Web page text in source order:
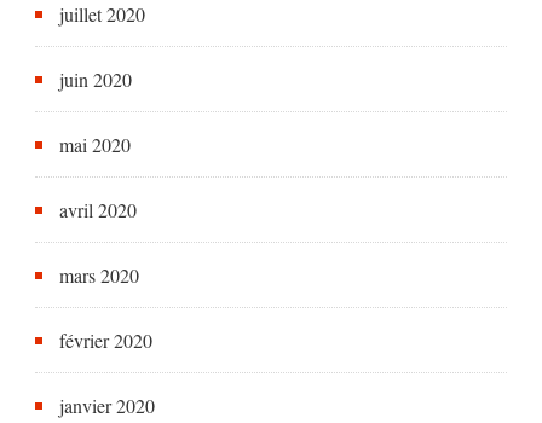
juillet 2020
juin 2020
mai 2020
avril 2020
mars 2020
février 2020
janvier 2020